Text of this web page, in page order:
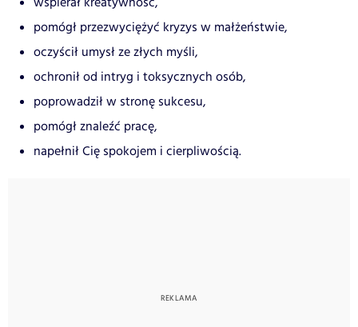
pomógł przezwyciężyć kryzys w małżeństwie,
oczyścił umysł ze złych myśli,
ochronił od intryg i toksycznych osób,
poprowadził w stronę sukcesu,
pomógł znaleźć pracę,
napełnił Cię spokojem i cierpliwością.